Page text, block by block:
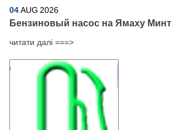
04AUG 2026
Бензиновый насос на Ямаху Минт
читати далі ===>